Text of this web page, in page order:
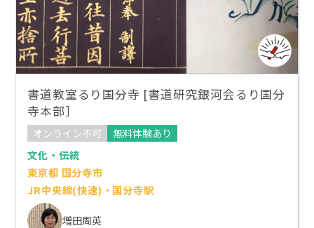
書道教室るり国分寺 [書道研究銀河会るり国分
寺本部］
オンライン不可
無料体験あり
文化・伝統
東京都 国分寺市
JR中央線(快速)・国分寺駅
増田周英